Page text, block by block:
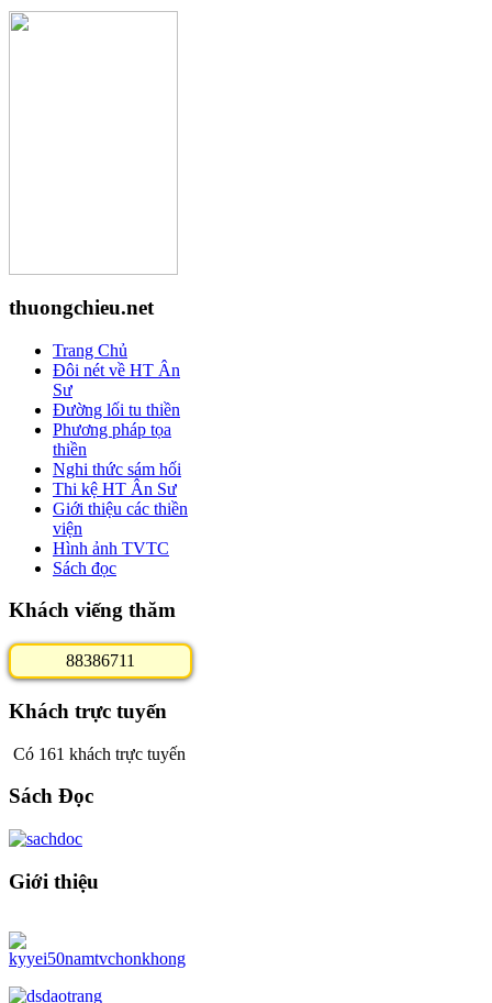
thuongchieu.net
Trang Chủ
Đôi nét về HT Ân
Sư
Đường lối tu thiền
Phương pháp tọa
thiền
Nghi thức sám hối
Thi kệ HT Ân Sư
Giới thiệu các thiền
viện
Hình ảnh TVTC
Sách đọc
Khách viếng thăm
88386711
Khách trực tuyến
Có 161 khách trực tuyến
Sách Đọc
Giới thiệu